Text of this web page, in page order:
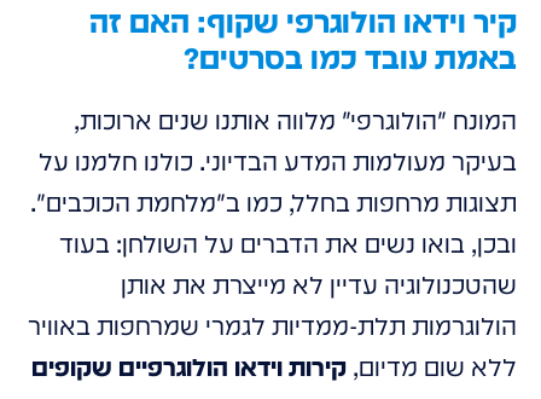
קיר וידאו הולוגרפי שקוף: האם זה
באמת עובד כמו בסרטים?
המונח "הולוגרפי" מלווה אותנו שנים ארוכות,
בעיקר מעולמות המדע הבדיוני. כולנו חלמנו על
תצוגות מרחפות בחלל, כמו ב"מלחמת הכוכבים".
ובכן, בואו נשים את הדברים על השולחן: בעוד
שהטכנולוגיה עדיין לא מייצרת את אותן
הולוגרמות תלת-ממדיות לגמרי שמרחפות באוויר
ללא שום מדיום, קירות וידאו הולוגרפיים שקופים